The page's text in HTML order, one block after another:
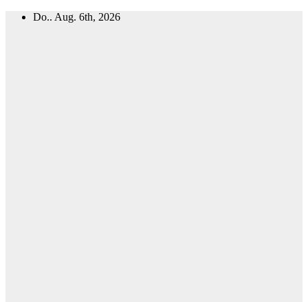
Zum
Do.. Aug. 6th, 2026